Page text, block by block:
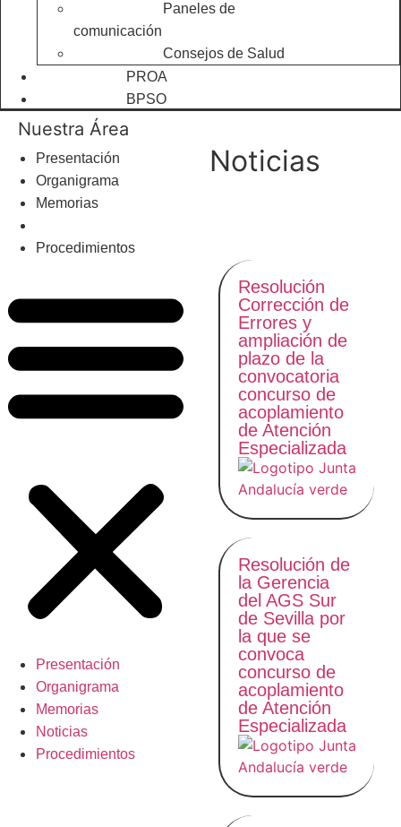
Paneles de
comunicación
Consejos de Salud
PROA
BPSO
Nuestra Área
Presentación
Organigrama
Memorias
Procedimientos
Presentación
Organigrama
Memorias
Noticias
Procedimientos
Noticias
Resolución
Corrección de
Errores y
ampliación de
plazo de la
convocatoria
concurso de
acoplamiento
de Atención
Especializada
Resolución de
la Gerencia
del AGS Sur
de Sevilla por
la que se
convoca
concurso de
acoplamiento
de Atención
Especializada